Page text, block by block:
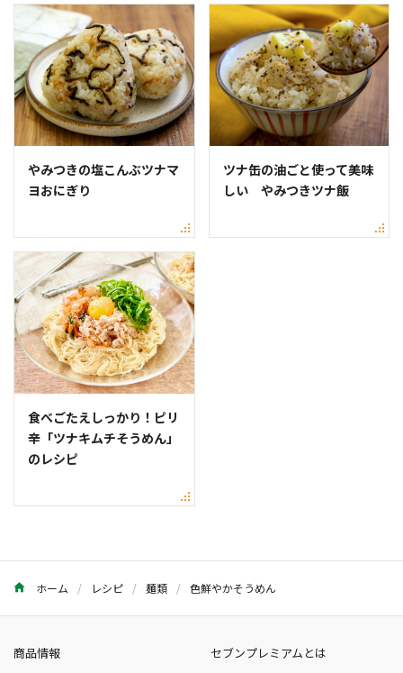
やみつきの塩こんぶツナマ
ヨおにぎり
ツナ缶の油ごと使って美味
しい やみつきツナ飯
食べごたえしっかり！ピリ
辛「ツナキムチそうめん」
のレシピ
ホーム レシピ 麺類 色鮮やかそうめん
商品情報 セブンプレミアムとは